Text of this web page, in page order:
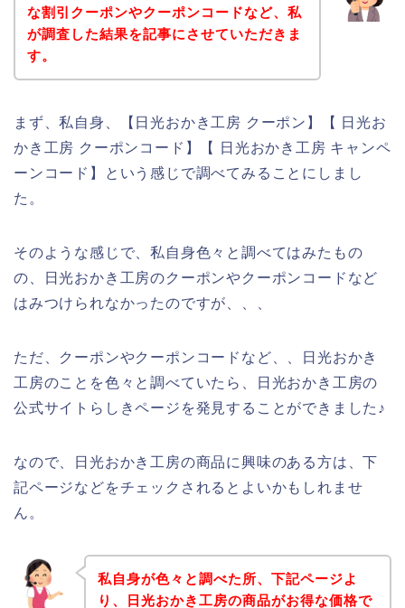
な割引クーポンやクーポンコードなど、私
が調査した結果を記事にさせていただきま
す。
まず、私自身、【日光おかき工房 クーポン】【 日光お
かき工房 クーポンコード】【 日光おかき工房 キャンペ
ーンコード】という感じで調べてみることにしまし
た。
そのような感じで、私自身色々と調べてはみたもの
の、日光おかき工房のクーポンやクーポンコードなど
はみつけられなかったのですが、、、
ただ、クーポンやクーポンコードなど、、日光おかき
工房のことを色々と調べていたら、日光おかき工房の
公式サイトらしきページを発見することができました♪
なので、日光おかき工房の商品に興味のある方は、下
記ページなどをチェックされるとよいかもしれませ
ん。
私自身が色々と調べた所、下記ページよ
り、日光おかき工房の商品がお得な価格で